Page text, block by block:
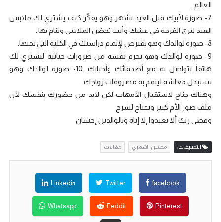
العالم .
7- صورة لأبيك قبل العيد بشهر وهو يفكّر كيف يشتري لك ملابس
العيد ليرى الفرحة في عينيك وأنت تحضن الملابس وتنام بها .
8- صورة لوالدك وهو يقترض لإتمام دراستك في الكلية التي تحبها.
9- صورة لوالدك وهو يحرم نفسه من ضرورات حياتية ليشتري لك
هاتفاً تتواصل به مع أصدقائك وأحبابك .10- صورة لوالدك وهو
يستبدل معاشه ليتمم به مصروفات زواجك.
وهناك جناح لاستقبال الأمهات لكن لابد من حضورك بنفسك لأن
ملف صور الأم كبير ويحتاج لشرح
وقضى ربك ألا تعبدوا إلا إياه وبالوالدين إحسان
التصنيفات: محسن الشمري مقالات
facebook
Twitter
Linkedin
Pinterest
Reddit
Whatsapp